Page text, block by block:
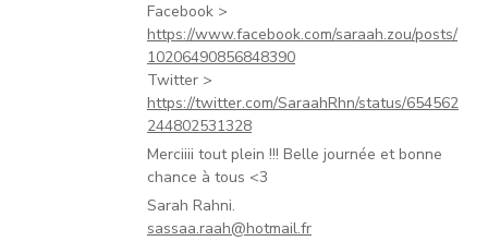
Facebook >
https://www.facebook.com/saraah.zou/posts/
10206490856848390
Twitter >
https://twitter.com/SaraahRhn/status/654562
244802531328
Merciiii tout plein !!! Belle journée et bonne
chance à tous <3
Sarah Rahni.
sassaa.raah@hotmail.fr